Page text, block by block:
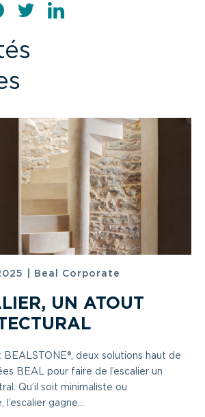
Beal Corporate
UN ATOUT
BEALSTONE®, deux solutions haut de
BEAL pour faire de l’escalier un
Qu’il soit minimaliste ou
gagne...